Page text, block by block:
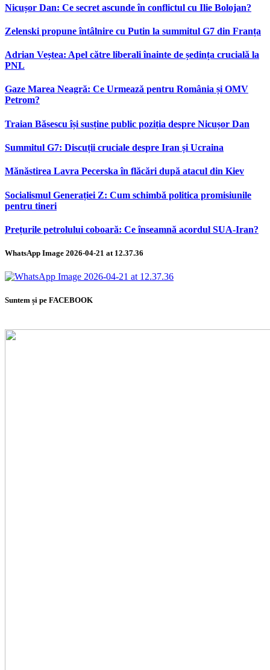
Nicușor Dan: Ce secret ascunde în conflictul cu Ilie Bolojan?
Zelenski propune întâlnire cu Putin la summitul G7 din Franța
Adrian Veștea: Apel către liberali înainte de ședința crucială la
PNL
Gaze Marea Neagră: Ce Urmează pentru România și OMV
Petrom?
Traian Băsescu își susține public poziția despre Nicușor Dan
Summitul G7: Discuții cruciale despre Iran și Ucraina
Mănăstirea Lavra Pecerska în flăcări după atacul din Kiev
Socialismul Generației Z: Cum schimbă politica promisiunile
pentru tineri
Prețurile petrolului coboară: Ce înseamnă acordul SUA-Iran?
WhatsApp Image 2026-04-21 at 12.37.36
Suntem și pe FACEBOOK